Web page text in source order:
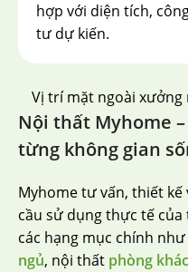
hợp với diện tích,
tư dự kiến.
Vị trí mặt ngoài xưởng
Nội thất Myhome
từng không gian
Myhome tư vấn, thiết
cầu sử dụng thực tế
các hạng mục chính như
ngủ, nội thất phòng